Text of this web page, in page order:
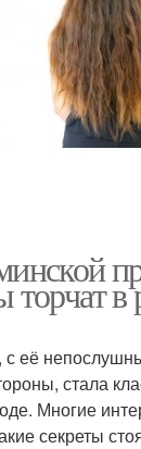
в
с её
стала
Многие
секреты